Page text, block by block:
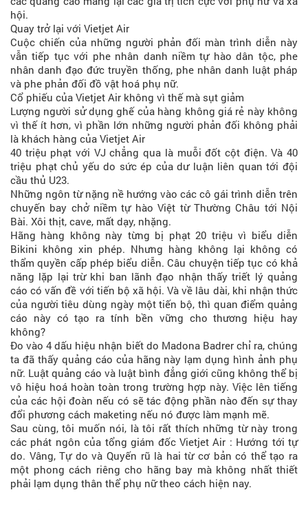
hội.
Quay trở lại với Vietjet Air
Cuộc chiến của những người phản đối màn trình diễn này
vẫn tiếp tục với phe nhân danh niềm tự hào dân tộc, phe
nhân danh đạo đức truyền thống, phe nhân danh luật pháp
và phe phản đối đồ vật hoá phụ nữ.
Cổ phiếu của Vietjet Air không vì thế mà sụt giảm
Lượng người sử dụng ghế của hàng không giá rẻ này không
vì thế ít hơn, vì phần lớn những người phản đối không phải
là khách hàng của Vietjet Air
40 triệu phạt với VJ chẳng qua là muỗi đốt cột điện. Và 40
triệu phạt chủ yếu do sức ép của dư luận liên quan tới đội
cầu thủ U23.
Những ngôn từ nặng nề hướng vào các cô gái trình diễn trên
chuyến bay chở niềm tự hào Việt từ Thường Châu tới Nội
Bài. Xôi thịt, cave, mất dạy, nhặng.
Hãng hàng không này từng bị phạt 20 triệu vì biểu diễn
Bikini không xin phép. Nhưng hàng không lại không có
thẩm quyền cấp phép biểu diễn. Câu chuyện tiếp tục có khả
năng lặp lại trừ khi ban lãnh đạo nhận thấy triết lý quảng
cáo có vấn đề với tiến bộ xã hội. Và về lâu dài, khi nhận thức
của người tiêu dùng ngày một tiến bộ, thì quan điểm quảng
cáo này có tạo ra tính bền vững cho thương hiệu hay
không?
Đo vào 4 dấu hiệu nhận biết do Madona Badrer chỉ ra, chúng
ta đã thấy quảng cáo của hãng này lạm dụng hình ảnh phụ
nữ. Luật quảng cáo và luật bình đẳng giới cũng không thể bị
vô hiệu hoá hoàn toàn trong trường hợp này. Việc lên tiếng
của các hội đoàn nếu có sẽ tác động phần nào đến sự thay
đổi phương cách maketing nếu nó được làm mạnh mẽ.
Sau cùng, tôi muốn nói, là tôi rất thích những từ này trong
các phát ngôn của tổng giám đốc Vietjet Air : Hướng tới tự
do. Vâng, Tự do và Quyến rũ là hai từ cơ bản có thể tạo ra
một phong cách riêng cho hãng bay mà không nhất thiết
phải lạm dụng thân thể phụ nữ theo cách hiện nay.